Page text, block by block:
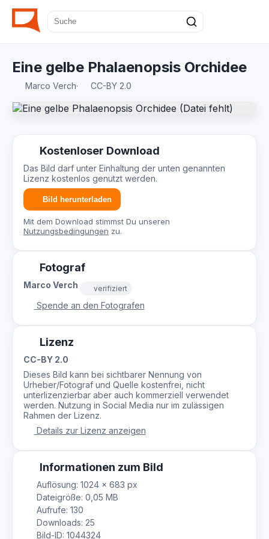
Eine gelbe Phalaenopsis Orchidee
Marco Verch· CC-BY 2.0
Kostenloser Download
Das Bild darf unter Einhaltung der unten genannten
Lizenz kostenlos genutzt werden.
Bild herunterladen
Mit dem Download stimmst Du unseren
Nutzungsbedingungen zu.
Fotograf
Marco Verch verifiziert
Spende an den Fotografen
Lizenz
CC-BY 2.0
Dieses Bild kann bei sichtbarer Nennung von
Urheber/Fotograf und Quelle kostenfrei, nicht
unterlizenzierbar aber auch kommerziell verwendet
werden. Nutzung in Social Media nur im zulässigen
Rahmen der Lizenz.
Details zur Lizenz anzeigen
Informationen zum Bild
Auflösung: 1024 × 683 px
Dateigröße: 0,05 MB
Aufrufe: 130
Downloads: 25
Bild-ID: 1044324